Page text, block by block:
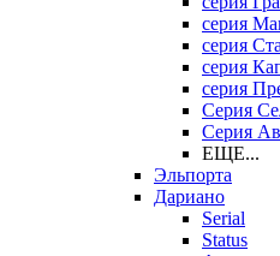
серия
серия
серия
серия
Серия
Серия
ЕЩЕ...
Эльпорта
Дариано
Serial
Status